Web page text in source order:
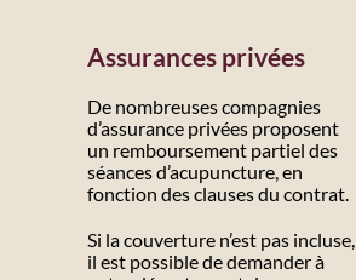
Assurances privées
De nombreuses compagnies
d’assurance privées proposent
un remboursement partiel des
séances d’acupuncture, en
fonction des clauses du contrat.
Si la couverture n’est pas incluse,
il est possible de demander à